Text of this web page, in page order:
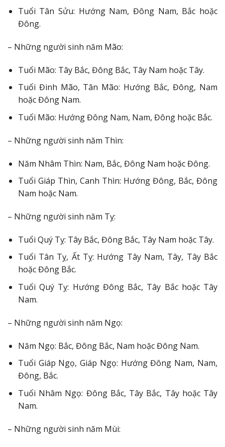
Tuổi Tân Sửu: Hướng Nam, Đông Nam, Bắc hoặc
Đông.
– Những người sinh năm Mão:
Tuổi Mão: Tây Bắc, Đông Bắc, Tây Nam hoặc Tây.
Tuổi Đinh Mão, Tân Mão: Hướng Bắc, Đông, Nam
hoặc Đông Nam.
Tuổi Mão: Hướng Đông Nam, Nam, Đông hoặc Bắc.
– Những người sinh năm Thìn:
Năm Nhâm Thìn: Nam, Bắc, Đông Nam hoặc Đông.
Tuổi Giáp Thìn, Canh Thìn: Hướng Đông, Bắc, Đông
Nam hoặc Nam.
– Những người sinh năm Tỵ:
Tuổi Quý Tỵ: Tây Bắc, Đông Bắc, Tây Nam hoặc Tây.
Tuổi Tân Tỵ, Ất Tỵ: Hướng Tây Nam, Tây, Tây Bắc
hoặc Đông Bắc.
Tuổi Quý Tỵ: Hướng Đông Bắc, Tây Bắc hoặc Tây
Nam.
– Những người sinh năm Ngọ:
Năm Ngọ: Bắc, Đông Bắc, Nam hoặc Đông Nam.
Tuổi Giáp Ngọ, Giáp Ngọ: Hướng Đông Nam, Nam,
Đông, Bắc.
Tuổi Nhâm Ngọ: Đông Bắc, Tây Bắc, Tây hoặc Tây
Nam.
– Những người sinh năm Mùi: